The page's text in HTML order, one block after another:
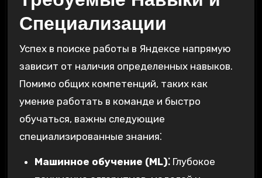
Специализации
Успех в поиске работы в Яндексе напрямую
зависит от наличия определенных навыков.
Помимо общих компетенций, таких как
умение работать в команде и быстро
обучаться, важны следующие
специализированные знания⁚
Машинное обучение (ML)⁚Глубокое